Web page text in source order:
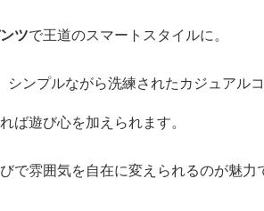
ツで王道のスマートスタイルに。
ンプルながら洗練されたカジュアルコ
ば遊び心を加えられます。
雰囲気を自在に変えられるのが魅力